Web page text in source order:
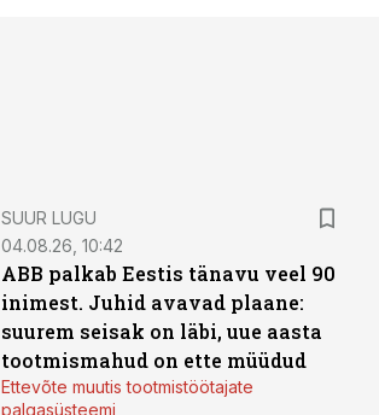
SUUR LUGU
04.08.26, 10:42
ABB palkab Eestis tänavu veel 90
inimest. Juhid avavad plaane:
suurem seisak on läbi, uue aasta
tootmismahud on ette müüdud
Ettevõte muutis tootmistöötajate
palgasüsteemi